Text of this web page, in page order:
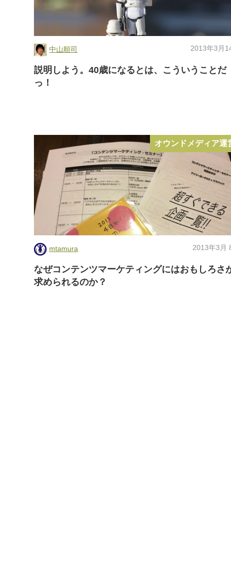
中山順司 2013年3月
説明しよう。40歳になるとは、こういうことだ
っ！
オウンドメディア運
mtamura 2013年3月
なぜコンテンツマーケティングにはおもしろさ
求められるのか？